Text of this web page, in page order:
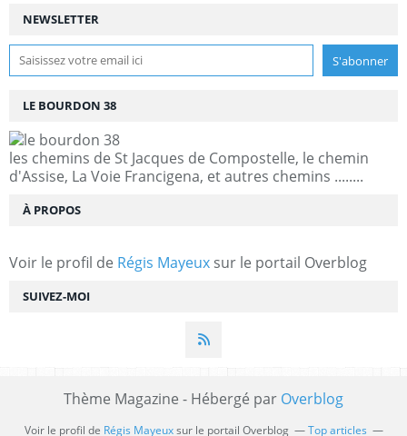
NEWSLETTER
SUIVEZ-MOI
LE BOURDON 38
les chemins de St Jacques de Compostelle, le chemin
d'Assise, La Voie Francigena, et autres chemins ........
À PROPOS
Voir le profil de Régis Mayeux sur le portail Overblog
Thème Magazine - Hébergé par Overblog
Voir le profil de Régis Mayeuxsur le portail Overblog Top articles